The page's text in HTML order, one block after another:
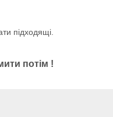
підходящі.
потім !